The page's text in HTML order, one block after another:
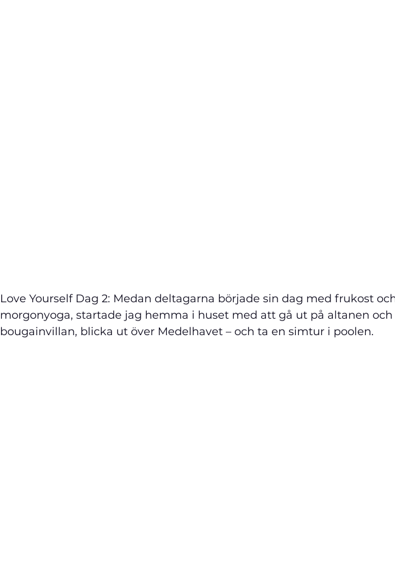
Love Yourself Dag 2: Medan deltagarna började sin dag med frukost
morgonyoga, startade jag hemma i huset med att gå ut på altanen
bougainvillan, blicka ut över Medelhavet – och ta en simtur i poolen.